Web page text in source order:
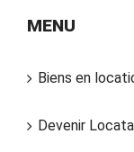
MENU
Biens en
Devenir